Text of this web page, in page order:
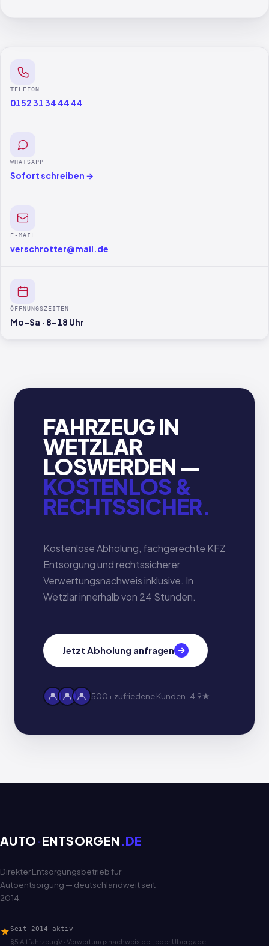
TELEFON
0152 31 34 44 44
WHATSAPP
Sofort schreiben →
E-MAIL
verschrotter@mail.de
ÖFFNUNGSZEITEN
Mo–Sa · 8–18 Uhr
FAHRZEUG IN
WETZLAR
LOSWERDEN —
KOSTENLOS &
RECHTSSICHER.
Kostenlose Abholung, fachgerechte KFZ
Entsorgung und rechtssicherer
Verwertungsnachweis inklusive. In
Wetzlar innerhalb von 24 Stunden.
Jetzt Abholung anfragen
500+ zufriedene Kunden · 4,9★
AUTO ·ENTSORGEN .DE
Direkter Entsorgungsbetrieb für
Autoentsorgung — deutschlandweit seit
2014.
★ Seit 2014 aktiv
§5 AltfahrzeugV · Verwertungsnachweis bei jeder Übergabe